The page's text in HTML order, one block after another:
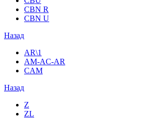
CBN R
CBN U
Назад
AR\1
AM-AC-AR
CAM
Назад
Z
ZL